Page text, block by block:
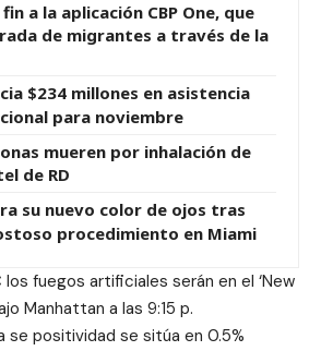
a la aplicación CBP One, que
de migrantes a través de la
$234 millones en asistencia
para noviembre
mueren por inhalación de
de RD
su nuevo color de ojos tras
procedimiento en Miami
los fuegos artificiales serán en el ‘New
Manhattan a las 9:15 p.
se positividad se sitúa en 0.5%